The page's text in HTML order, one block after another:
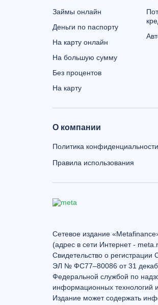
Займы онлайн
Деньги по паспорту
На карту онлайн
На большую сумму
Без процентов
На карту
О компании
Политика конфиденциальности
Правила использования
Сетевое издание
(адрес в сети Интернет -
Свидетельство о
ЭЛ № ФС77–80086 от 31
Федеральной службой по
информационных технологий
Издание может содержать